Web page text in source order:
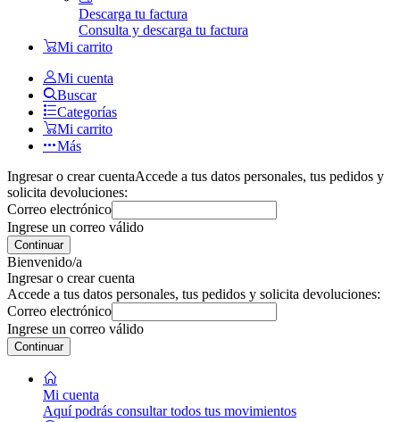
Descarga tu factura
Consulta y descarga tu factura
Mi carrito
Mi cuenta
Buscar
Categorías
Mi carrito
Más
Ingresar o crear cuentaAccede a tus datos personales, tus pedidos y
solicita devoluciones:
Correo electrónico
Ingrese un correo válido
Continuar
Bienvenido/a
Ingresar o crear cuenta
Accede a tus datos personales, tus pedidos y solicita devoluciones:
Correo electrónico
Ingrese un correo válido
Continuar
Mi cuenta
Aquí podrás consultar todos tus movimientos